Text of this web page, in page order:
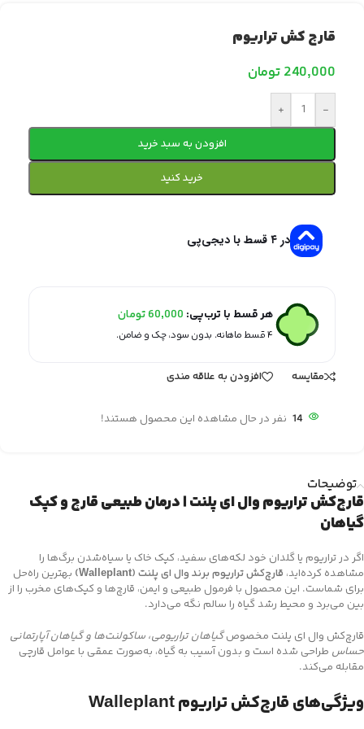
قارچ کش تراریوم
240,000تومان
-
+
افزودن به سبد خرید
خرید کنید
در ۴ قسط با دیجی‌پی
هر قسط با ترب‌پی: 60,000تومان
۴ قسط ماهانه. بدون سود، چک و ضامن.
مقایسه افزودن به علاقه مندی
14 نفر در حال مشاهده این محصول هستند!
توضیحات
قارچ‌کش تراریوم وال ای پلنت | درمان طبیعی قارچ و کپک
گیاهان
اگر در تراریوم یا گلدان خود لکه‌های سفید، کپک خاک یا سیاه‌شدن برگ‌ها را
مشاهده کرده‌اید، قارچ‌کش تراریوم برند وال ای پلنت (Walleplant)
بهترین راه‌حل
برای شماست. این محصول با فرمول طبیعی و ایمن، قارچ‌ها و کپک‌های مخرب را از
بین می‌برد و محیط رشد گیاه را سالم نگه می‌دارد.
قارچ‌کش وال ای پلنت مخصوصگیاهان تراریومی، ساکولنت‌ها و گیاهان آپارتمانی
حساس طراحی شده است و بدون آسیب به گیاه، به‌صورت عمقی با عوامل قارچی
مقابله می‌کند.
ویژگی‌های قارچ‌کش تراریوم Walleplant